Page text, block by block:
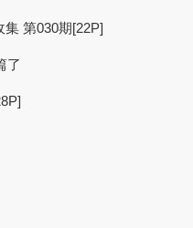
第030期[22P]
了